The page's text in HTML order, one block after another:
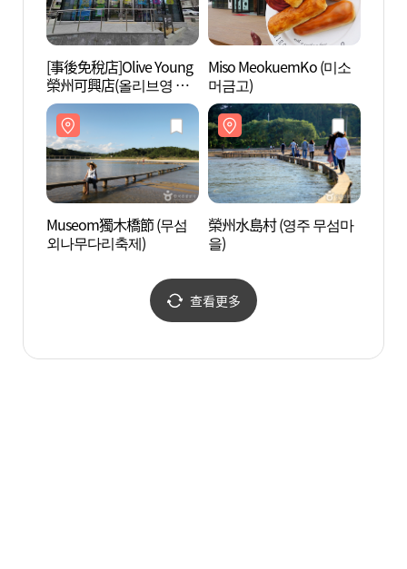
[事後免稅店]Olive Young
榮州可興店(올리브영 영
주가흥점)
Miso MeokuemKo (미소
머금고)
Museom獨木橋節 (무섬
외나무다리축제)
榮州水島村 (영주 무섬마
을)
查看更多